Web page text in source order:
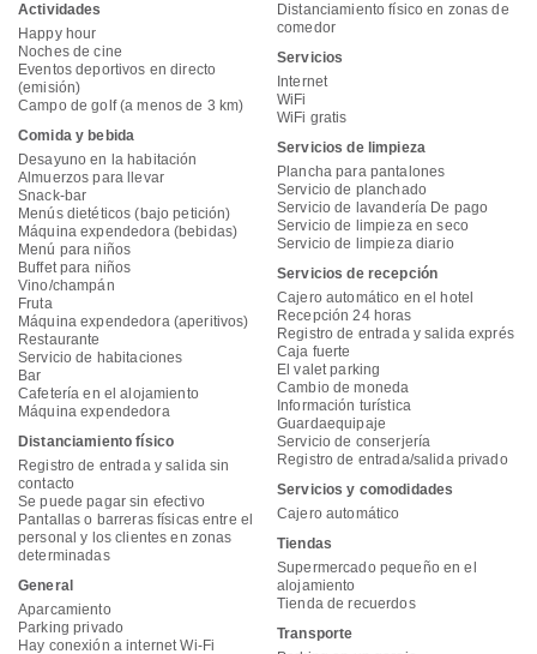
Actividades
Happy hour
Noches de cine
Eventos deportivos en directo
(emisión)
Campo de golf (a menos de 3 km)
Comida y bebida
Desayuno en la habitación
Almuerzos para llevar
Snack-bar
Menús dietéticos (bajo petición)
Máquina expendedora (bebidas)
Menú para niños
Buffet para niños
Vino/champán
Fruta
Máquina expendedora (aperitivos)
Restaurante
Servicio de habitaciones
Bar
Cafetería en el alojamiento
Máquina expendedora
Distanciamiento físico
Registro de entrada y salida sin
contacto
Se puede pagar sin efectivo
Pantallas o barreras físicas entre el
personal y los clientes en zonas
determinadas
General
Aparcamiento
Parking privado
Hay conexión a internet Wi-Fi
Distanciamiento físico en zonas de
comedor
Servicios
Internet
WiFi
WiFi gratis
Servicios de limpieza
Plancha para pantalones
Servicio de planchado
Servicio de lavandería De pago
Servicio de limpieza en seco
Servicio de limpieza diario
Servicios de recepción
Cajero automático en el hotel
Recepción 24 horas
Registro de entrada y salida exprés
Caja fuerte
El valet parking
Cambio de moneda
Información turística
Guardaequipaje
Servicio de conserjería
Registro de entrada/salida privado
Servicios y comodidades
Cajero automático
Tiendas
Supermercado pequeño en el
alojamiento
Tienda de recuerdos
Transporte